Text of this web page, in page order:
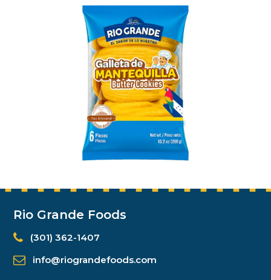
Rio Grande Foods
(301) 362-1407
info@riograndefoods.com